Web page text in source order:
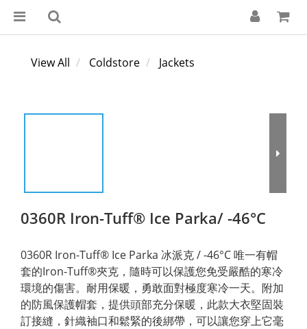
View All Coldstore Jackets
0360R Iron-Tuff® Ice Parka/ -46°C
0360R Iron-Tuff® Ice Parka 冰派克 / -46°C 唯一有帽
套的Iron-Tuff®夾克，隨時可以保護您免受嚴酷的寒冷
環境的傷害。耐用保暖，勇敢面對極度寒冷一天。附加
的防風保護帽套，提供頭部充分保暖，此款大衣堅固裝
訂接縫，針織袖口和鬆緊的後綁帶，可以讓您穿上它毫